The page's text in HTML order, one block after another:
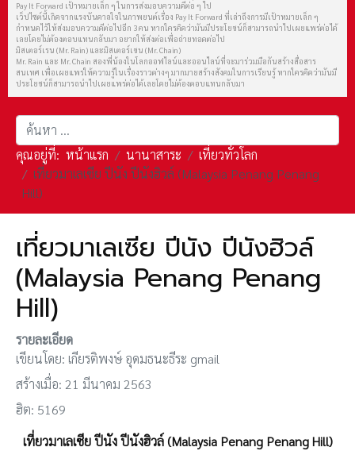
Pay It Forward เป้าหมายเล็ก ๆ ในการส่งมอบความดีต่อ ๆ ไป
เว็ปไซต์นี้เกิดจากแรงบันดาลใจในภาพยนต์เรื่อง Pay It Forward ที่เล่าถึงการมีเป้าหมายเล็ก ๆ
กำหนดไว้ให้ส่งมอบความดีต่อไปอีก 3 คน หากใครคิดว่ามันมีประโยชน์ก็สามารถนำไปเผยแพร่ต่อได้
เลยโดยไม่ต้องตอบแทนกลับมา อยากให้ส่งต่อเพื่อถ่ายทอดต่อไป
มิสเตอร์เรน (Mr. Rain) และมิสเตอร์เชน (Mr. Chain)
Mr. Rain และ Mr. Chain สองพี่น้องในโลกออฟไลน์และออนไลน์ที่จะมาร่วมมือกันสร้างสื่อสาร
สนเทศ เพื่อเผยแพร่ให้ความรู้ในเรื่องราวต่างๆ มากมายสร้างสังคมในการเรียนรู้ หากใครคิดว่ามันมี
ประโยชน์ก็สามารถนำไปเผยแพร่ต่อได้เลยโดยไม่ต้องตอบแทนกลับมา
การค้นหา
คุณอยู่ที่: หน้าแรก นานาสาระ
เที่ยวทั่วโลก
เที่ยวมาเลเซีย ปีนัง ปีนังฮิวล์ (Malaysia Penang Penang
Hill)
เที่ยวมาเลเซีย ปีนัง ปีนังฮิวล์
(Malaysia Penang Penang
Hill)
รายละเอียด
เขียนโดย: เกียรติพงษ์ อุดมธนะธีระ gmail
สร้างเมื่อ: 21 มีนาคม 2563
ฮิต: 5169
เที่ยวมาเลเซีย ปีนัง ปีนังฮิวล์ (Malaysia Penang Penang Hill)